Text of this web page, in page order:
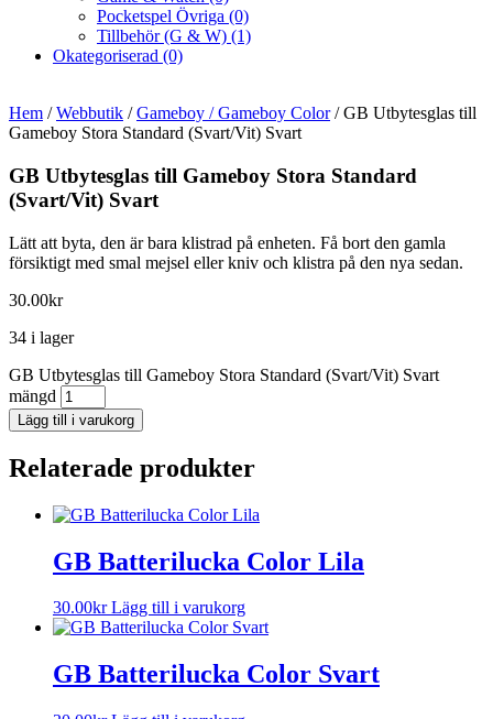
Pocketspel Övriga (0)
Tillbehör (G & W) (1)
Okategoriserad (0)
Hem /Webbutik /Gameboy / Gameboy Color/ GB Utbytesglas till
Gameboy Stora Standard (Svart/Vit) Svart
GB Utbytesglas till Gameboy Stora Standard
(Svart/Vit) Svart
Lätt att byta, den är bara klistrad på enheten. Få bort den gamla
försiktigt med smal mejsel eller kniv och klistra på den nya sedan.
30.00kr
34 i lager
GB Utbytesglas till Gameboy Stora Standard (Svart/Vit) Svart
mängd
Lägg till i varukorg
Relaterade produkter
GB Batterilucka Color Lila
30.00kr Lägg till i varukorg
GB Batterilucka Color Svart